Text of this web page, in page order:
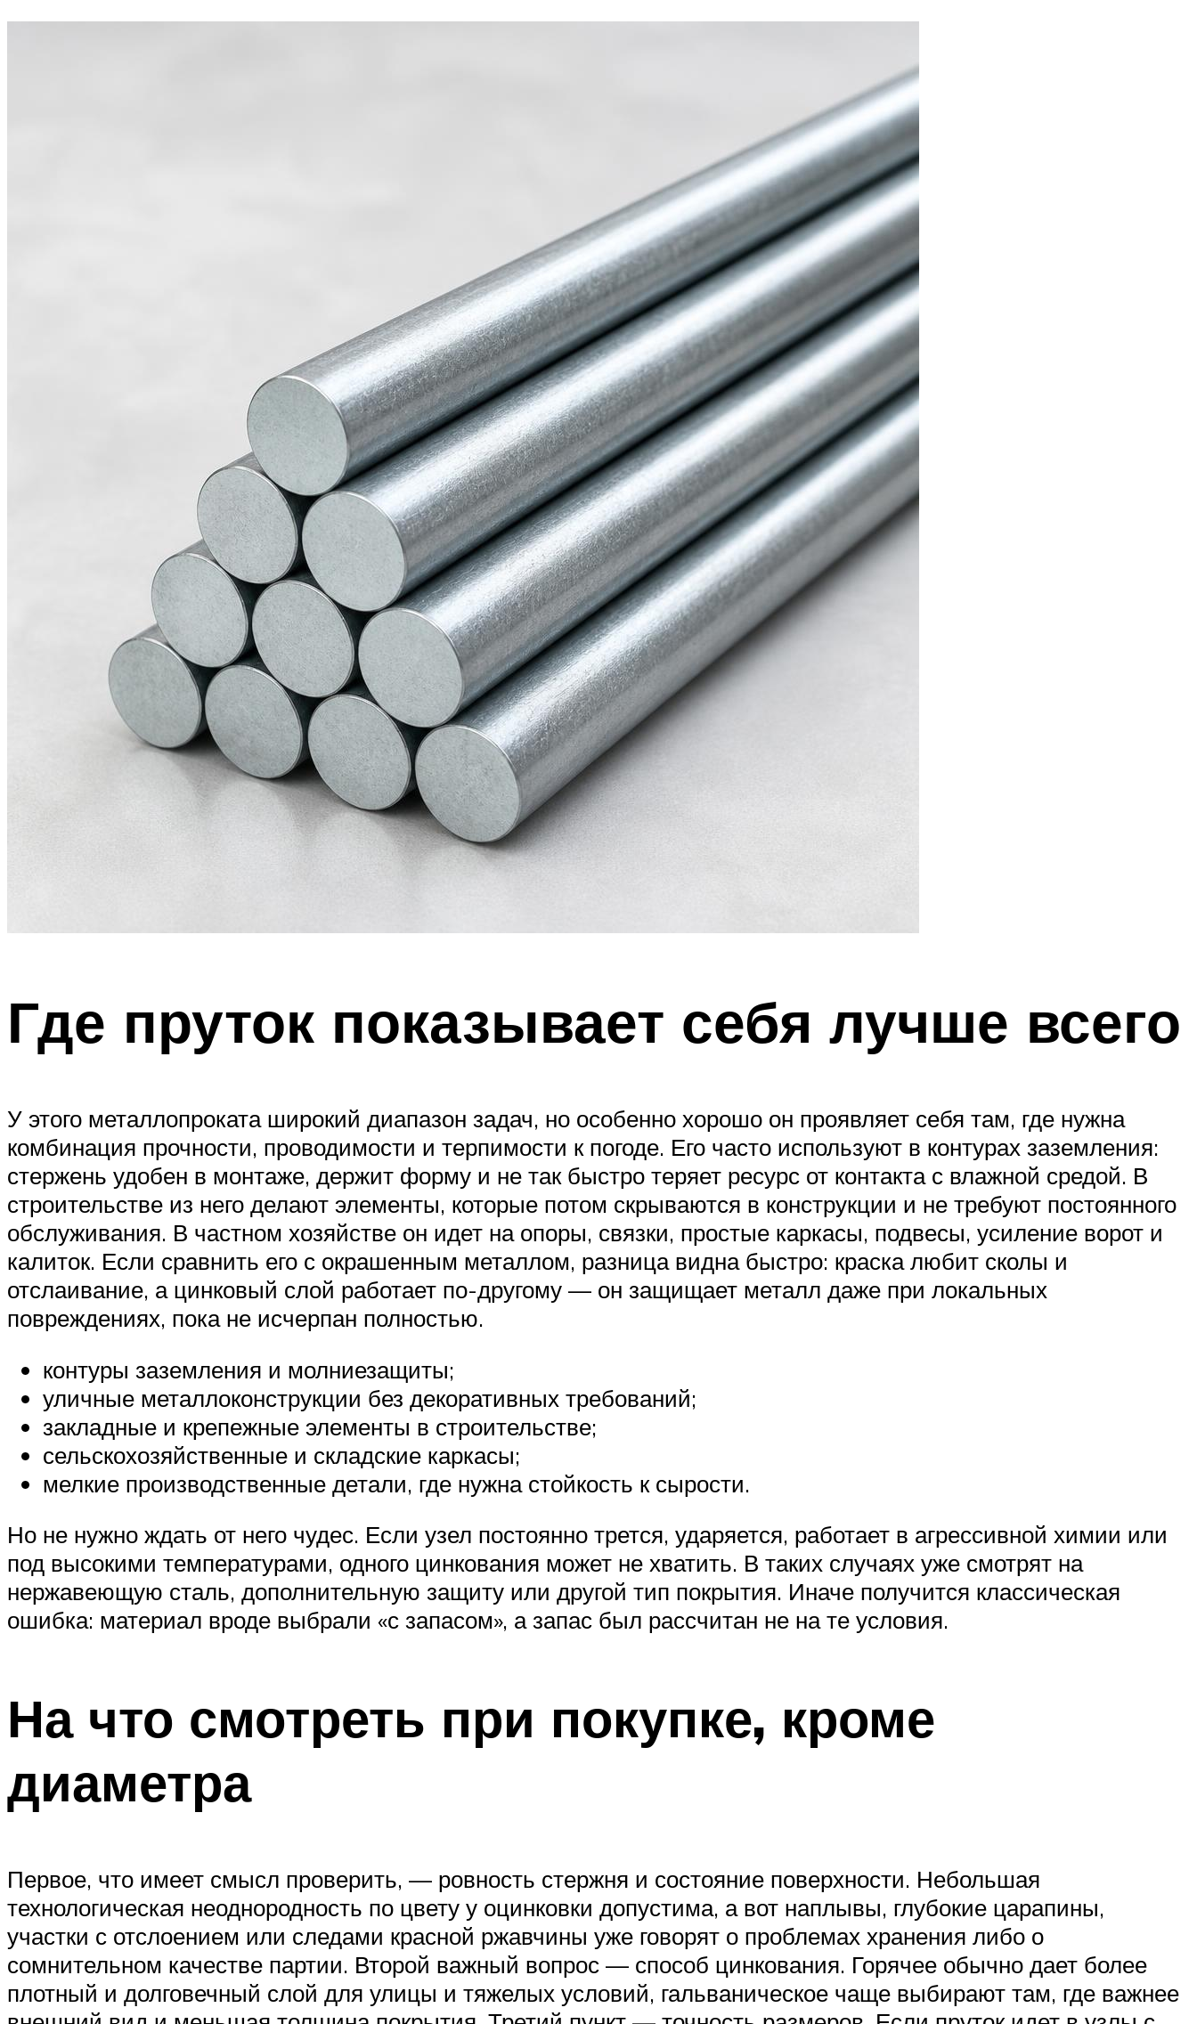
Где пруток показывает себя лучше всего
У этого металлопроката широкий диапазон задач, но особенно хорошо он проявляет себя там, где нужна
комбинация прочности, проводимости и терпимости к погоде. Его часто используют в контурах заземления:
стержень удобен в монтаже, держит форму и не так быстро теряет ресурс от контакта с влажной средой. В
строительстве из него делают элементы, которые потом скрываются в конструкции и не требуют постоянного
обслуживания. В частном хозяйстве он идет на опоры, связки, простые каркасы, подвесы, усиление ворот и
калиток. Если сравнить его с окрашенным металлом, разница видна быстро: краска любит сколы и
отслаивание, а цинковый слой работает по-другому — он защищает металл даже при локальных
повреждениях, пока не исчерпан полностью.
контуры заземления и молниезащиты;
уличные металлоконструкции без декоративных требований;
закладные и крепежные элементы в строительстве;
сельскохозяйственные и складские каркасы;
мелкие производственные детали, где нужна стойкость к сырости.
Но не нужно ждать от него чудес. Если узел постоянно трется, ударяется, работает в агрессивной химии или
под высокими температурами, одного цинкования может не хватить. В таких случаях уже смотрят на
нержавеющую сталь, дополнительную защиту или другой тип покрытия. Иначе получится классическая
ошибка: материал вроде выбрали «с запасом», а запас был рассчитан не на те условия.
На что смотреть при покупке, кроме
диаметра
Первое, что имеет смысл проверить, — ровность стержня и состояние поверхности. Небольшая
технологическая неоднородность по цвету у оцинковки допустима, а вот наплывы, глубокие царапины,
участки с отслоением или следами красной ржавчины уже говорят о проблемах хранения либо о
сомнительном качестве партии. Второй важный вопрос — способ цинкования. Горячее обычно дает более
плотный и долговечный слой для улицы и тяжелых условий, гальваническое чаще выбирают там, где важнее